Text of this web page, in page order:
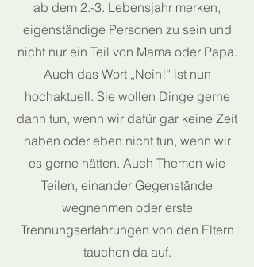
ab dem 2.-3. Lebensjahr merken,
eigenständige Personen zu sein und
nicht nur ein Teil von Mama oder Papa.
Auch das Wort „Nein!“ ist nun
hochaktuell. Sie wollen Dinge gerne
dann tun, wenn wir dafür gar keine Zeit
haben oder eben nicht tun, wenn wir
es gerne hätten. Auch Themen wie
Teilen, einander Gegenstände
wegnehmen oder erste
Trennungserfahrungen von den Eltern
tauchen da auf.